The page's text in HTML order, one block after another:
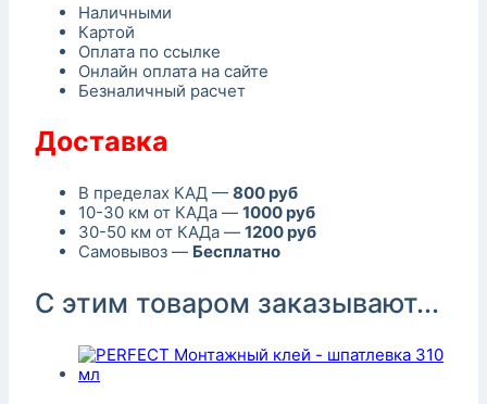
Наличными
Картой
Оплата по ссылке
Онлайн оплата на сайте
Безналичный расчет
Доставка
В пределах КАД — 800 руб
10-30 км от КАДа — 1000 руб
30-50 км от КАДа — 1200 руб
Самовывоз — Бесплатно
С этим товаром заказывают...